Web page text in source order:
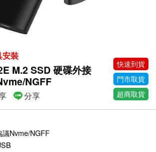
安裝
M.2 SSD 硬碟外接
NGFF
快速到貨
門市取貨
超商取貨
分享
議Nvme/NGFF